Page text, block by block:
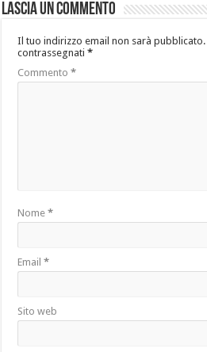
Lascia un commento
Il tuo indirizzo email non sarà pubblicato.
contrassegnati*
Commento*
Nome*
Email*
Sito web